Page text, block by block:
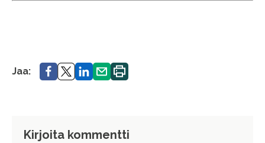
Jaa: Jaa. Jaa.Jaa. Jaa. Tulosta
sivu.
Kirjoita kommentti